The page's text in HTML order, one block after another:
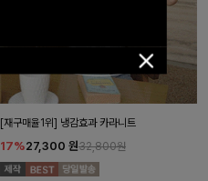
[재구매율1위] 냉감효과 카라니트
17%27,300 원32,800원